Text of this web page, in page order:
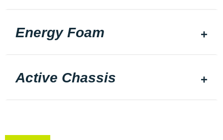
Energy Foam
Active Chassis